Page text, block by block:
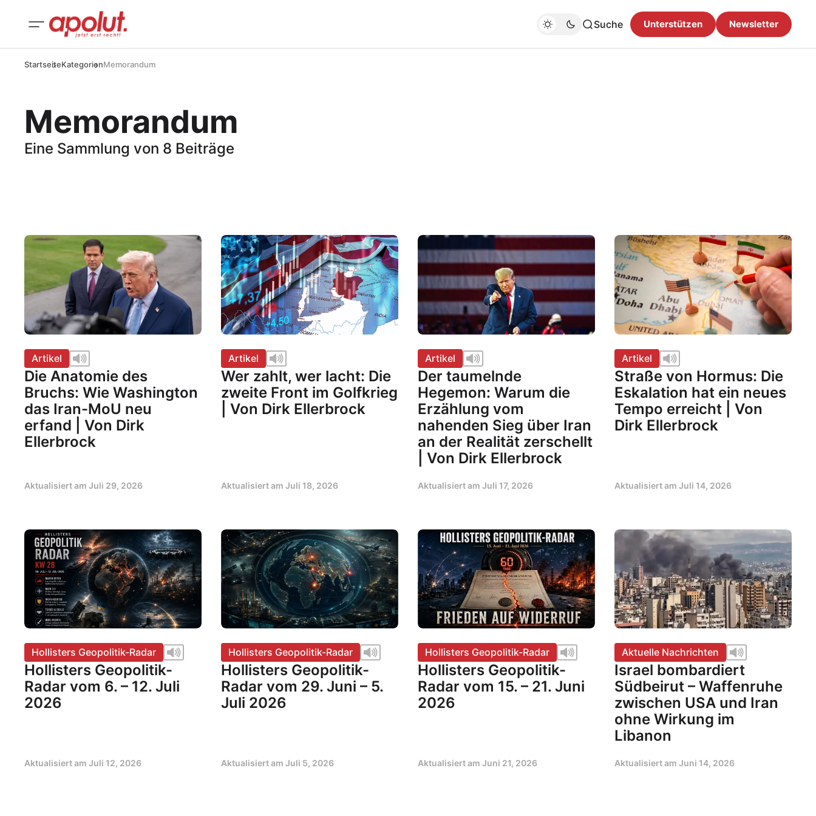
Suche Unterstützen Newsletter
StartseiteKategorienMemorandum
Memorandum
Eine Sammlung von 8 Beiträge
Artikel
Die Anatomie des
Bruchs: Wie Washington
das Iran-MoU neu
erfand | Von Dirk
Ellerbrock
Aktualisiert am Juli 29, 2026
Artikel
Wer zahlt, wer lacht: Die
zweite Front im Golfkrieg
| Von Dirk Ellerbrock
Aktualisiert am Juli 18, 2026
Artikel
Der taumelnde
Hegemon: Warum die
Erzählung vom
nahenden Sieg über Iran
an der Realität zerschellt
| Von Dirk Ellerbrock
Aktualisiert am Juli 17, 2026
Artikel
Straße von Hormus: Die
Eskalation hat ein neues
Tempo erreicht | Von
Dirk Ellerbrock
Aktualisiert am Juli 14, 2026
Hollisters Geopolitik-Radar
Hollisters Geopolitik-
Radar vom 6. – 12. Juli
2026
Aktualisiert am Juli 12, 2026
Hollisters Geopolitik-Radar
Hollisters Geopolitik-
Radar vom 29. Juni – 5.
Juli 2026
Aktualisiert am Juli 5, 2026
Hollisters Geopolitik-Radar
Hollisters Geopolitik-
Radar vom 15. – 21. Juni
2026
Aktualisiert am Juni 21, 2026
Aktuelle Nachrichten
Israel bombardiert
Südbeirut – Waffenruhe
zwischen USA und Iran
ohne Wirkung im
Libanon
Aktualisiert am Juni 14, 2026